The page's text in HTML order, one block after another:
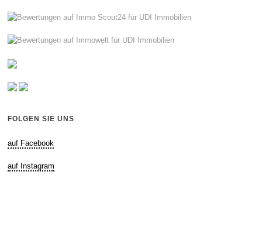
FOLGEN SIE UNS
auf Facebook
auf Instagram